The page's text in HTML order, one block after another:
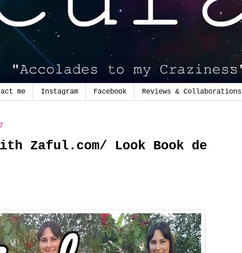
me Instagram Facebook Reviews & Collaborations
Zaful.com/ Look Book de